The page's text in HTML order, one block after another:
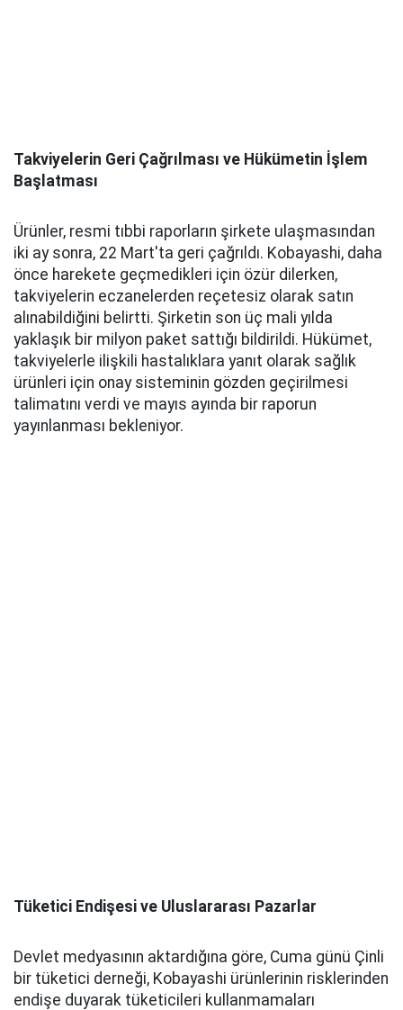
Takviyelerin Geri Çağrılması ve Hükümetin İşlem
Başlatması
Ürünler, resmi tıbbi raporların şirkete ulaşmasından
iki ay sonra, 22 Mart'ta geri çağrıldı. Kobayashi, daha
önce harekete geçmedikleri için özür dilerken,
takviyelerin eczanelerden reçetesiz olarak satın
alınabildiğini belirtti. Şirketin son üç mali yılda
yaklaşık bir milyon paket sattığı bildirildi. Hükümet,
takviyelerle ilişkili hastalıklara yanıt olarak sağlık
ürünleri için onay sisteminin gözden geçirilmesi
talimatını verdi ve mayıs ayında bir raporun
yayınlanması bekleniyor.
Tüketici Endişesi ve Uluslararası Pazarlar
Devlet medyasının aktardığına göre, Cuma günü Çinli
bir tüketici derneği, Kobayashi ürünlerinin risklerinden
endişe duyarak tüketicileri kullanmamaları